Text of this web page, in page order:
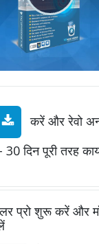
करें और रेवो
दिन पूरी तरह
प्रो शुरू करें और